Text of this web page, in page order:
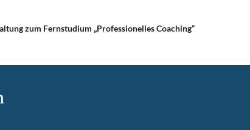
zum Fernstudium „Professionelles Coaching“